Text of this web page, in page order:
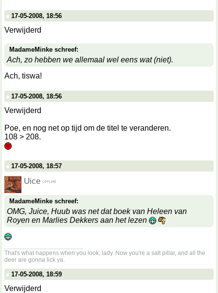
17-05-2008, 18:56
Verwijderd
MadameMinke schreef:
Ach, zo hebben we allemaal wel eens wat (niet).
Ach, tiswa!
17-05-2008, 18:56
Verwijderd
Poe, en nog net op tijd om de titel te veranderen.
108 > 208.
17-05-2008, 18:57
Uice
MadameMinke schreef:
OMG, Juice, Huub was net dat boek van Heleen van
Royen en Marlies Dekkers aan het lezen
That's what happens when you look, lady. Now you're a salt pillar, and all the
deer are gonna lick ya.
17-05-2008, 18:59
Verwijderd